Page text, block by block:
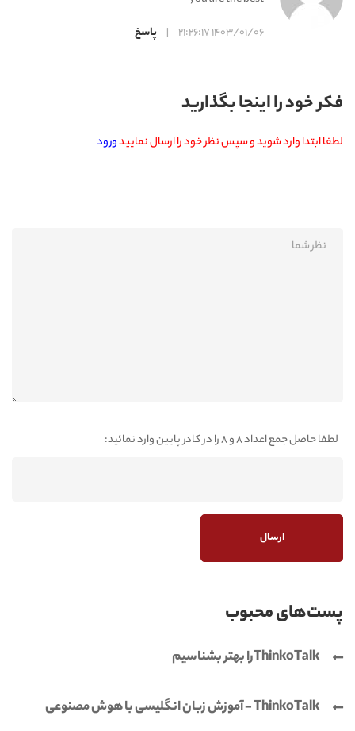
1403/01/06 21:26:17
| پاسخ
فکر خود را اینجا بگذارید
لطفا ابتدا وارد شوید و سپس نظر خود را ارسال نماییدورود
لطفا حاصل جمع اعداد 8 و 8 را در کادر پایین وارد نمائید:
پست‌های محبوب
ThinkoTalkرا بهتر بشناسیم
ThinkoTalk - آموزش زبان انگلیسی با هوش مصنوعی